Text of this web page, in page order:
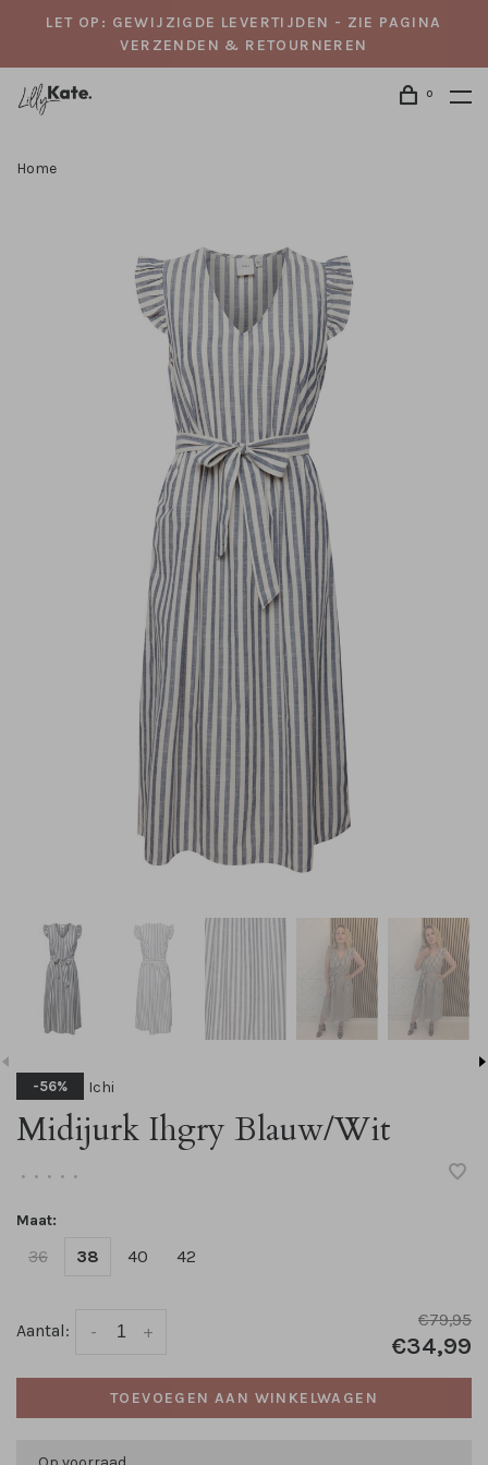
LET OP: GEWIJZIGDE LEVERTIJDEN - ZIE PAGINA
VERZENDEN & RETOURNEREN
0
Home
-56% Ichi
Midijurk Ihgry Blauw/Wit
• • • • •
Maat:
36 38 40 42
Aantal: +
-
€79,95
€34,99
TOEVOEGEN AAN WINKELWAGEN